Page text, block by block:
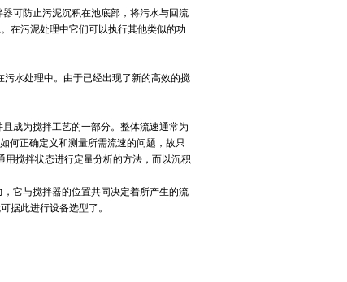
可防止污泥沉积在池底部，将污水与回流
在污泥处理中它们可以执行其他类似的功
水处理中。由于已经出现了新的高效的搅
成为搅拌工艺的一部分。整体流速通常为
何正确定义和测量所需流速的问题，故只
搅拌状态进行定量分析的方法，而以沉积
它与搅拌器的位置共同决定着所产生的流
据此进行设备选型了。